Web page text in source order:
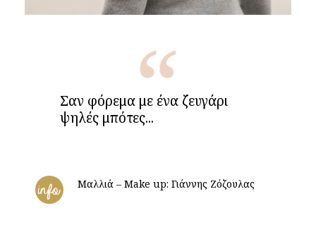
Σαν φόρεμα με ένα ζευγάρι
ψηλές μπότες...
info Μαλλιά – Make up: Γιάννης Ζόζουλας